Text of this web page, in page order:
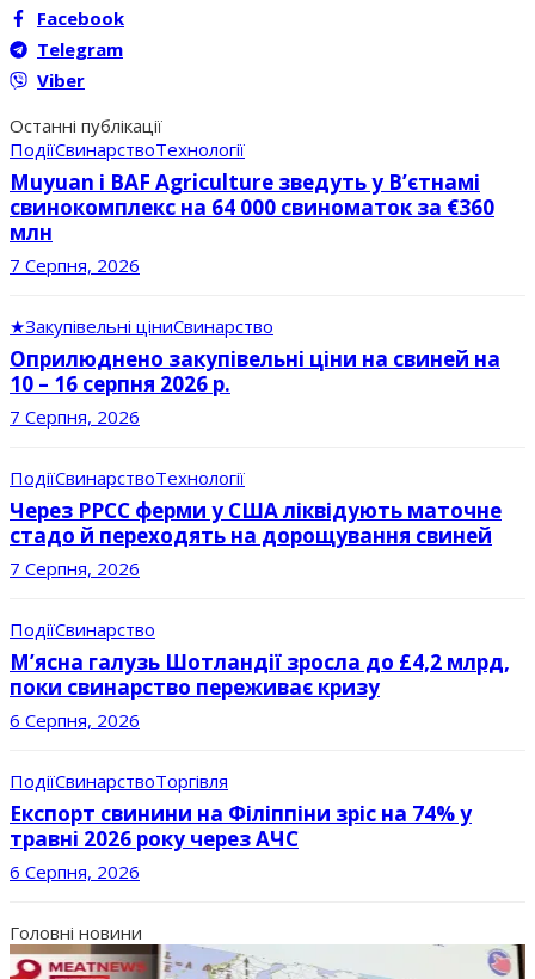
Facebook
Telegram
Viber
Останні публікації
ПодіїСвинарствоТехнології
Muyuan і BAF Agriculture зведуть у В’єтнамі
свинокомплекс на 64 000 свиноматок за €360
млн
7 Серпня, 2026
★Закупівельні ціниСвинарство
Оприлюднено закупівельні ціни на свиней на
10 – 16 серпня 2026 р.
7 Серпня, 2026
ПодіїСвинарствоТехнології
Через РРСС ферми у США ліквідують маточне
стадо й переходять на дорощування свиней
7 Серпня, 2026
ПодіїСвинарство
М’ясна галузь Шотландії зросла до £4,2 млрд,
поки свинарство переживає кризу
6 Серпня, 2026
ПодіїСвинарствоТоргівля
Експорт свинини на Філіппіни зріс на 74% у
травні 2026 року через АЧС
6 Серпня, 2026
Головні новини